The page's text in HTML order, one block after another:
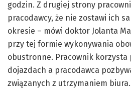
godzin. Z drugiej strony
pracodawcy, że nie zostawi ich
okresie – mówi doktor Jolanta
przy tej formie wykonywania
obustronne. Pracownik korzysta
dojazdach a pracodawca
związanych z utrzymaniem biura.